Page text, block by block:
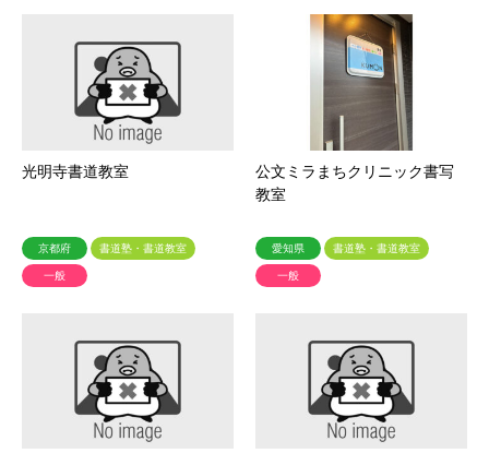
光明寺書道教室
京都府
書道塾・書道教室
一般
公文ミラまちクリニック書写
教室
愛知県
書道塾・書道教室
一般